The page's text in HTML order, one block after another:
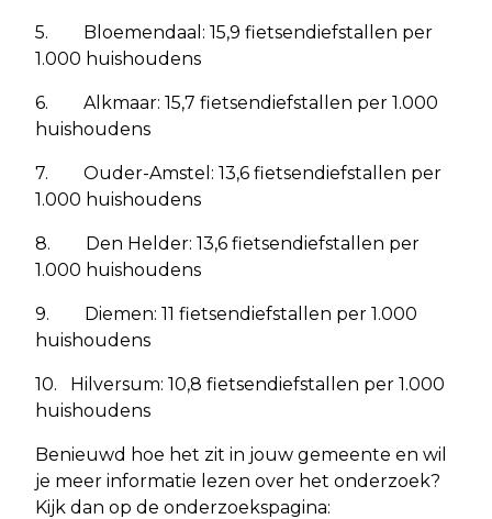
5. Bloemendaal: 15,9 fietsendiefstallen per
1.000 huishoudens
6. Alkmaar: 15,7 fietsendiefstallen per 1.000
huishoudens
7. Ouder-Amstel: 13,6 fietsendiefstallen per
1.000 huishoudens
8. Den Helder: 13,6 fietsendiefstallen per
1.000 huishoudens
9. Diemen: 11 fietsendiefstallen per 1.000
huishoudens
10. Hilversum: 10,8 fietsendiefstallen per 1.000
huishoudens
Benieuwd hoe het zit in jouw gemeente en wil
je meer informatie lezen over het onderzoek?
Kijk dan op de onderzoekspagina: